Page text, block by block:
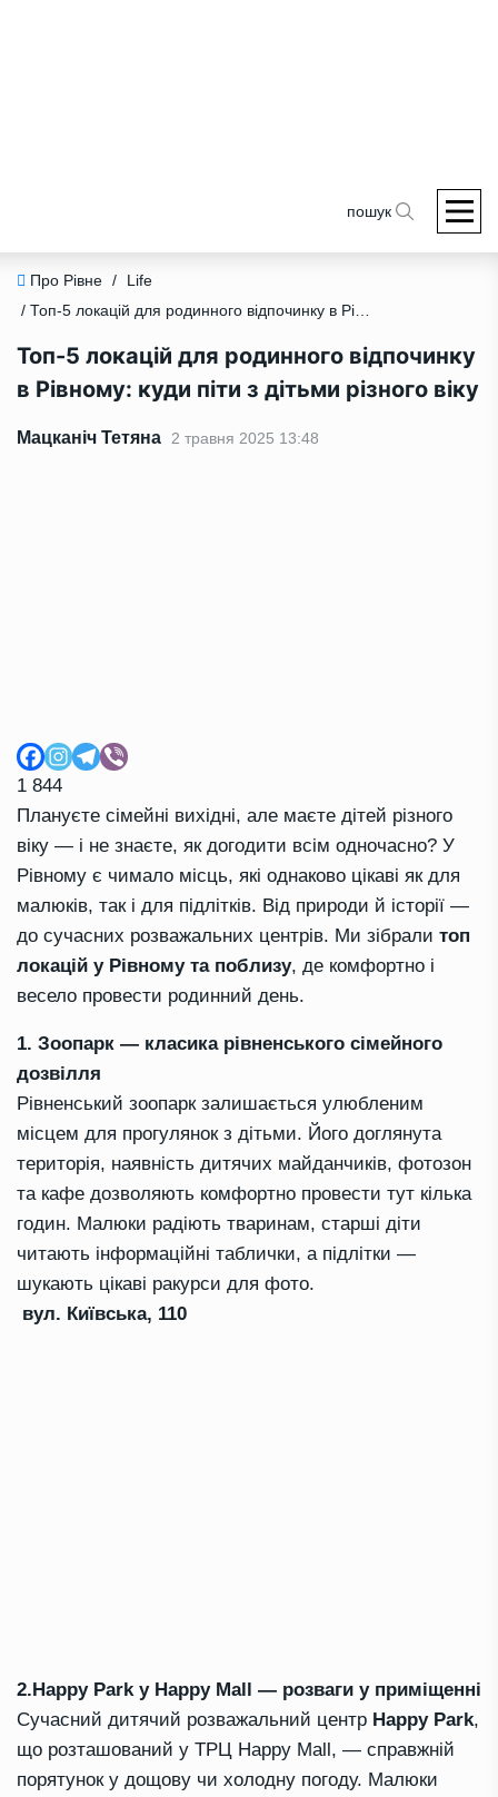
пошук
Про Рівне /
Life
/ Топ-5 локацій для родинного відпочинку в Рівному: куди піти з дітьми різного віку
Топ-5 локацій для родинного відпочинку
в Рівному: куди піти з дітьми різного віку
Мацканіч Тетяна 2 травня 2025 13:48
1 844
Плануєте сімейні вихідні, але маєте дітей різного
віку — і не знаєте, як догодити всім одночасно? У
Рівному є чимало місць, які однаково цікаві як для
малюків, так і для підлітків. Від природи й історії —
до сучасних розважальних центрів. Ми зібрали топ
локацій у Рівному та поблизу, де комфортно і
весело провести родинний день.
1. Зоопарк — класика рівненського сімейного
дозвілля
Рівненський зоопарк залишається улюбленим
місцем для прогулянок з дітьми. Його доглянута
територія, наявність дитячих майданчиків, фотозон
та кафе дозволяють комфортно провести тут кілька
годин. Малюки радіють тваринам, старші діти
читають інформаційні таблички, а підлітки —
шукають цікаві ракурси для фото.
вул. Київська, 110
2.Happy Park у Happy Mall — розваги у приміщенні
Сучасний дитячий розважальний центр Happy Park,
що розташований у ТРЦ Happy Mall, — справжній
порятунок у дощову чи холодну погоду. Малюки